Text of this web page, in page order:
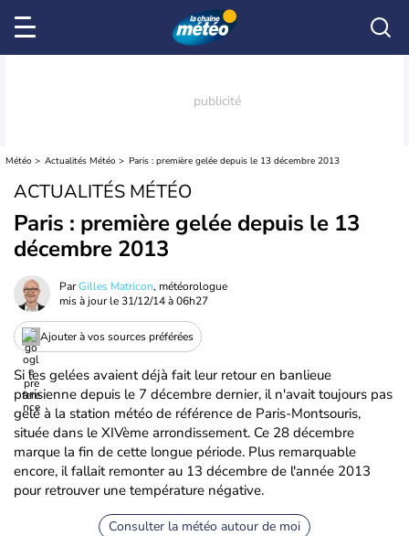
Météo Actualités Météo Paris : première gelée depuis le 13 décembre 2013
ACTUALITÉS MÉTÉO
Paris : première gelée depuis le 13
décembre 2013
ParGilles Matricon, météorologue
mis à jour le31/12/14 à 06h27
Ajouter à vos sources préférées
Si les gelées avaient déjà fait leur retour en banlieue
parisienne depuis le 7 décembre dernier, il n'avait toujours pas
gelé à la station météo de référence de Paris-Montsouris,
située dans le XIVème arrondissement. Ce 28 décembre
marque la fin de cette longue période. Plus remarquable
encore, il fallait remonter au 13 décembre de l'année 2013
pour retrouver une température négative.
Consulter la météo autour de moi